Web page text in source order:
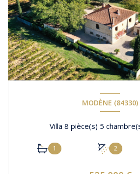
MODÈNE (84330)
1 2